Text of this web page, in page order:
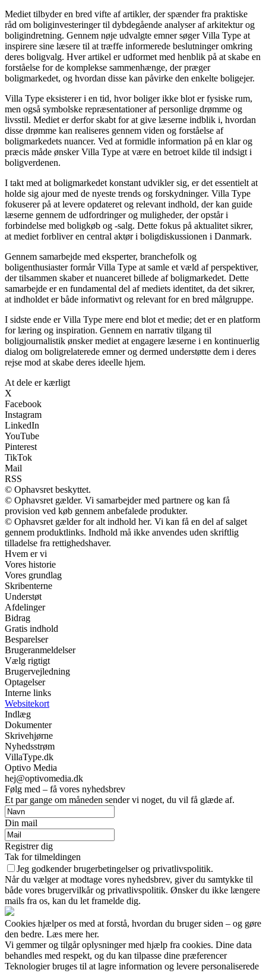
Mediet tilbyder en bred vifte af artikler, der spænder fra praktiske
råd om boliginvesteringer til dybdegående analyser af arkitektur og
boligindretning. Gennem nøje udvalgte emner søger Villa Type at
inspirere sine læsere til at træffe informerede beslutninger omkring
deres boligvalg. Hver artikel er udformet med henblik på at skabe en
forståelse for de komplekse sammenhænge, der præger
boligmarkedet, og hvordan disse kan påvirke den enkelte boligejer.
Villa Type eksisterer i en tid, hvor boliger ikke blot er fysiske rum,
men også symbolske repræsentationer af personlige drømme og
livsstil. Mediet er derfor skabt for at give læserne indblik i, hvordan
disse drømme kan realiseres gennem viden og forståelse af
boligmarkedets nuancer. Ved at formidle information på en klar og
præcis måde ønsker Villa Type at være en betroet kilde til indsigt i
boligverdenen.
I takt med at boligmarkedet konstant udvikler sig, er det essentielt at
holde sig ajour med de nyeste trends og forskydninger. Villa Type
fokuserer på at levere opdateret og relevant indhold, der kan guide
læserne gennem de udfordringer og muligheder, der opstår i
forbindelse med boligkøb og -salg. Dette fokus på aktualitet sikrer,
at mediet forbliver en central aktør i boligdiskussionen i Danmark.
Gennem samarbejde med eksperter, branchefolk og
boligenthusiaster formår Villa Type at samle et væld af perspektiver,
der tilsammen skaber et nuanceret billede af boligmarkedet. Dette
samarbejde er en fundamental del af mediets identitet, da det sikrer,
at indholdet er både informativt og relevant for en bred målgruppe.
I sidste ende er Villa Type mere end blot et medie; det er en platform
for læring og inspiration. Gennem en narrativ tilgang til
boligjournalistik ønsker mediet at engagere læserne i en kontinuerlig
dialog om boligrelaterede emner og dermed understøtte dem i deres
rejse mod at skabe deres ideelle hjem.
At dele er kærligt
X
Facebook
Instagram
LinkedIn
YouTube
Pinterest
TikTok
Mail
RSS
© Ophavsret beskyttet.
© Ophavsret gælder. Vi samarbejder med partnere og kan få
provision ved køb gennem anbefalede produkter.
© Ophavsret gælder for alt indhold her. Vi kan få en del af salget
gennem produktlinks. Indhold må ikke anvendes uden skriftlig
tilladelse fra rettighedshaver.
Hvem er vi
Vores historie
Vores grundlag
Skribenterne
Understøt
Afdelinger
Bidrag
Gratis indhold
Besparelser
Brugeranmeldelser
Vælg rigtigt
Brugervejledning
Optagelser
Interne links
Websitekort
Indlæg
Dokumenter
Skrivehjørne
Nyhedsstrøm
VillaType.dk
Optivo Media
hej@optivomedia.dk
Følg med – få vores nyhedsbrev
Et par gange om måneden sender vi noget, du vil få glæde af.
Din mail
Registrer dig
Tak for tilmeldingen
Jeg godkender brugerbetingelser og privatlivspolitik.
Når du vælger at modtage vores nyhedsbrev, giver du samtykke til
både vores brugervilkår og privatlivspolitik. Ønsker du ikke længere
mails fra os, kan du let framelde dig.
Cookies hjælper os med at forstå, hvordan du bruger siden – og gøre
den bedre. Læs mere her.
Vi gemmer og tilgår oplysninger med hjælp fra cookies. Dine data
behandles med respekt, og du kan tilpasse dine præferencer
Teknologier bruges til at lagre information og levere personaliserede